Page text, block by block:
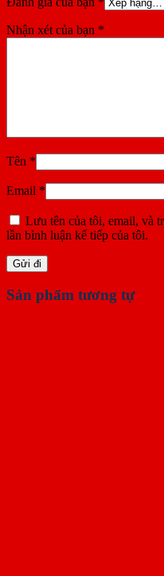
Nhận xét của bạn *
Tên *
Email *
Lưu tên của tôi, email, và
lần bình luận kế tiếp của tôi.
Sản phẩm tương tự